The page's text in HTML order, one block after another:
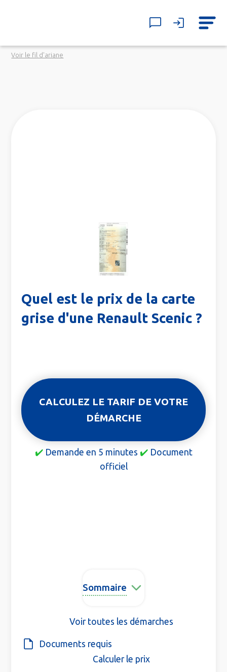
Voir le fil d'ariane
Quel est le prix de la carte
grise d'une Renault Scenic ?
CALCULEZ LE TARIF DE VOTRE
DÉMARCHE
✔️Demande en 5 minutes ✔️Document
officiel
Sommaire
Voir toutes les démarches
Documents requis
Calculer le prix